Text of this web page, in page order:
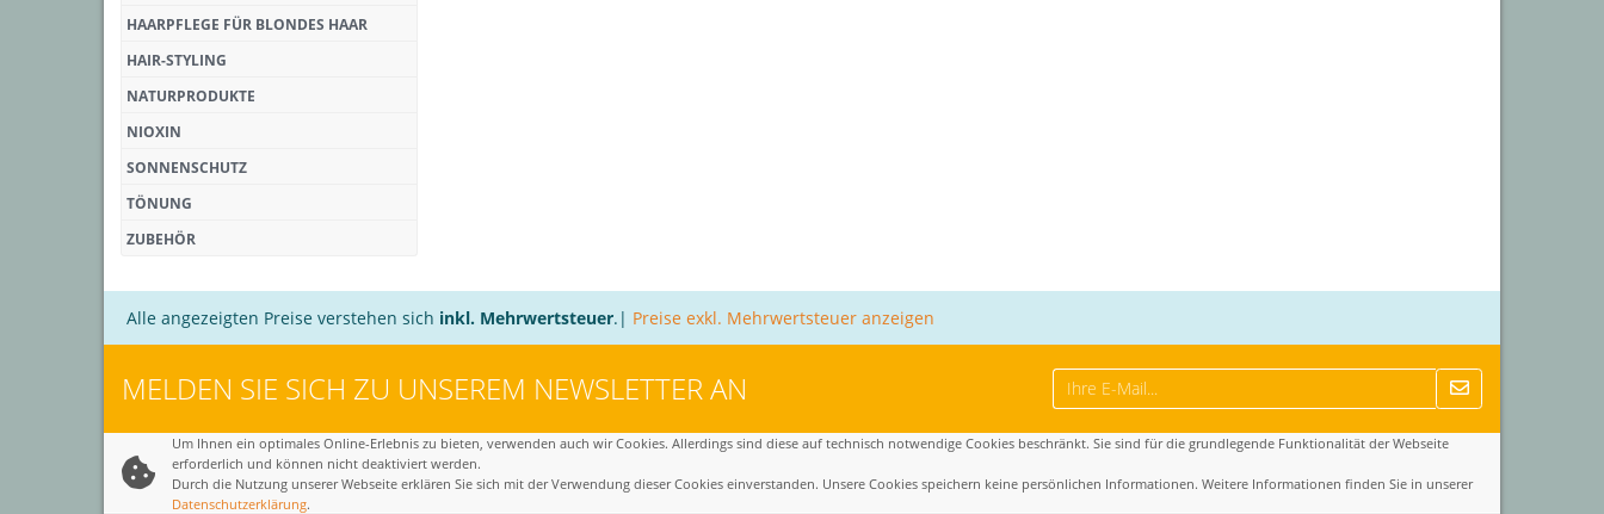
HAARPFLEGE FÜR BLONDES HAAR
HAIR-STYLING
NATURPRODUKTE
NIOXIN
SONNENSCHUTZ
TÖNUNG
ZUBEHÖR
Alle angezeigten Preise verstehen sich inkl. Mehrwertsteuer.| Preise exkl. Mehrwertsteuer anzeigen
MELDEN SIE SICH ZU UNSEREM NEWSLETTER AN
Um Ihnen ein optimales Online-Erlebnis zu bieten, verwenden auch wir Cookies. Allerdings sind diese auf technisch notwendige Cookies beschränkt. Sie sind für die grundlegende Funktionalität der Webseite
erforderlich und können nicht deaktiviert werden.
Durch die Nutzung unserer Webseite erklären Sie sich mit der Verwendung dieser Cookies einverstanden. Unsere Cookies speichern keine persönlichen Informationen. Weitere Informationen finden Sie in unserer
Datenschutzerklärung.